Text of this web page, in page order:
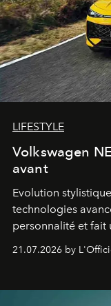
LIFESTYLE
Volkswagen
avant
Evolution
technologies
personnalité et fait
constructeur
fétiche pour le
21.07.2026 by